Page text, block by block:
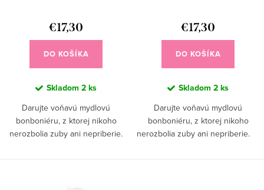
€17,30
DO KOŠÍKA
Skladom 2 ks
Darujte voňavú mydlovú
bonboniéru, z ktorej nikoho
nerozbolia zuby ani nepriberie.
€17,30
DO KOŠÍKA
Skladom 2 ks
Darujte voňavú mydlovú
bonboniéru, z ktorej nikoho
nerozbolia zuby ani nepriberie.